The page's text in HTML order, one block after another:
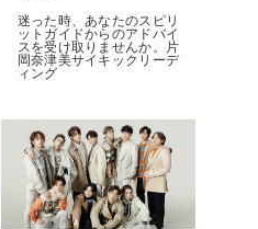
迷った時、あなたのスピリ
ットガイドからのアドバイ
スを受け取りませんか。片
岡奈津美サイキックリーデ
ィング